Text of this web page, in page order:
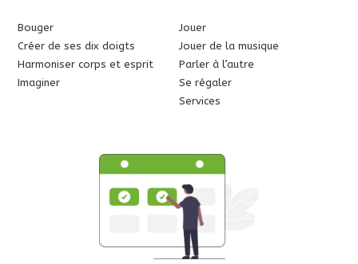
Bouger
Créer de ses dix doigts
Harmoniser corps et esprit
Imaginer
Jouer
Jouer de la musique
Parler à l’autre
Se régaler
Services